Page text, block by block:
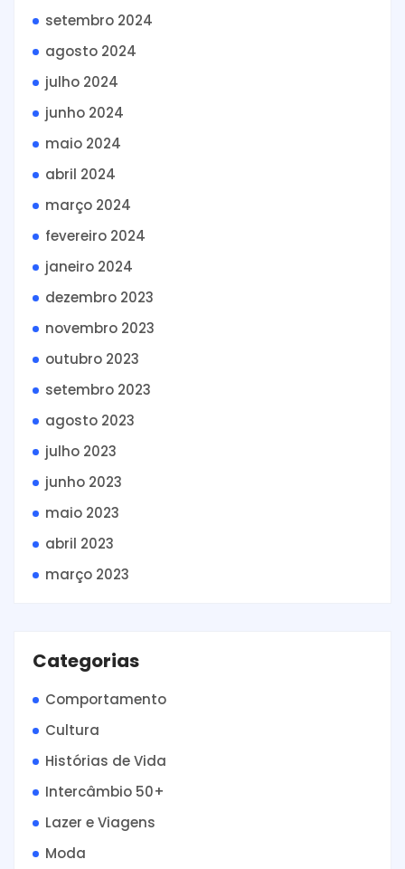
setembro 2024
agosto 2024
julho 2024
junho 2024
maio 2024
abril 2024
março 2024
fevereiro 2024
janeiro 2024
dezembro 2023
novembro 2023
outubro 2023
setembro 2023
agosto 2023
julho 2023
junho 2023
maio 2023
abril 2023
março 2023
Categorias
Comportamento
Cultura
Histórias de Vida
Intercâmbio 50+
Lazer e Viagens
Moda